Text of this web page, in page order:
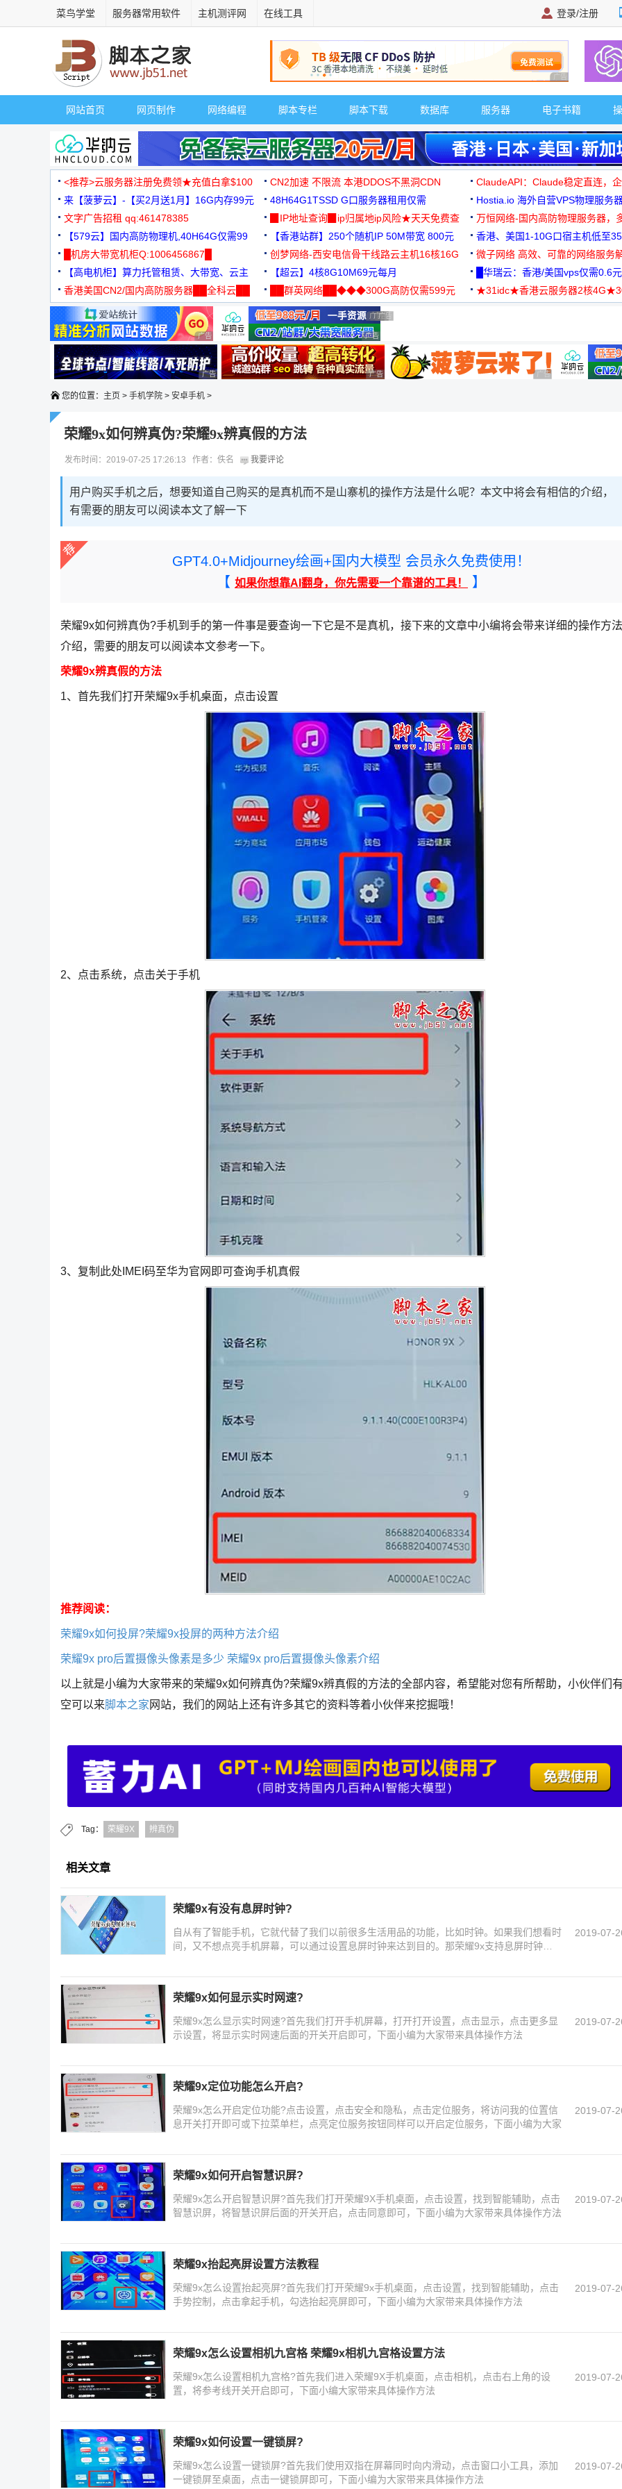
菜鸟学堂 服务器常用软件 主机测评网 在线工具 登录/注册
广告 商业广告，理
网站首页 网页制作 网络编程 脚本专栏 脚本下载 数据库 服务器 电子书籍
<推荐>云服务器注册免费领★充值白拿$100 CN2加速 不限流 本港DDOS不黑洞CDN
ClaudeAPI：Claude稳定直连，
来【菠萝云】-【买2月送1月】16G内存99元
48H64G1TSSD G口服务器租用仅需
3000+可免费测试
Hostia.io 海外自营VPS物理服务
文字广告招租 qq:461478385
▉IP地址查询▉ip归属地ip风险★天天免费查
万恒网络-国内高防物理服务器，
99元/月起
【579云】国内高防物理机,40H64G仅需99
元
【香港站群】250个随机IP 50M带宽 800元
香港、美国1-10G口宿主机低至
█机房大带宽机柜Q:1006456867█
创梦网络-西安电信骨干线路云主机16核16G
88元/月
微子网络 高效、可靠的网络服务
【高电机柜】算力托管租赁、大带宽、云主
机
【超云】4核8G10M69元每月
█华瑞云：香港/美国vps仅需0.6
香港美国CN2/国内高防服务器██全科云██
██群英网络██◆◆◆300G高防仅需599元
◆◆◆
★31idc★香港云服务器2核
广告 商业广告，理性选择 广告 商业广告，理性选择
广告 商业广告，理性选择
广告 商业广告，理性选择
广告 商业广告，理性选择
广告 商业广告，理性选择
广告 商业广告，理性选择 广告 商业广告，理性选择 广告 商业广告，理性选择
您的位置： 主页 > 手机学院 > 安卓手机 >
荣耀9x如何辨真伪?荣耀9x辨真假的方法
发布时间：2019-07-25 17:26:13 作者：佚名 我要评论
用户购买手机之后，想要知道自己购买的是真机而不是山寨机的操作方法是什么呢？本文中将会有相信的介绍，
有需要的朋友可以阅读本文了解一下
GPT4.0+Midjourney绘画+国内大模型 会员永久免费使用！
【 如果你想靠AI翻身，你先需要一个靠谱的工具！ 】
荣耀9x如何辨真伪?手机到手的第一件事是要查询一下它是不是真机，接下来的文章中小编将会带来详细的操作方法
介绍，需要的朋友可以阅读本文参考一下。
荣耀9x辨真假的方法
1、首先我们打开荣耀9x手机桌面，点击设置
2、点击系统，点击关于手机
3、复制此处IMEI码至华为官网即可查询手机真假
推荐阅读：
荣耀9x如何投屏?荣耀9x投屏的两种方法介绍
荣耀9x pro后置摄像头像素是多少 荣耀9x pro后置摄像头像素介绍
以上就是小编为大家带来的荣耀9x如何辨真伪?荣耀9x辨真假的方法的全部内容，希望能对您有所帮助，小伙伴们
空可以来脚本之家 网站，我们的网站上还有许多其它的资料等着小伙伴来挖掘哦！
Tag： 荣耀9X 辨真伪
相关文章
荣耀9x有没有息屏时钟?
自从有了智能手机，它就代替了我们以前很多生活用品的功能，比如时钟。如果我们想看时
间，又不想点亮手机屏幕，可以通过设置息屏时钟来达到目的。那荣耀9x支持息屏时钟
2019-07-
荣耀9x如何显示实时网速?
荣耀9x怎么显示实时网速?首先我们打开手机屏幕，打开打开设置，点击显示，点击更多显
示设置，将显示实时网速后面的开关开启即可，下面小编为大家带来具体操作方法
2019-07-
荣耀9x定位功能怎么开启?
荣耀9x怎么开启定位功能?点击设置，点击安全和隐私，点击定位服务，将访问我的位置信
息开关打开即可或下拉菜单栏，点亮定位服务按钮同样可以开启定位服务，下面小编为大家
2019-07-
荣耀9x如何开启智慧识屏?
荣耀9x怎么开启智慧识屏?首先我们打开荣耀9X手机桌面，点击设置，找到智能辅助，点击
智慧识屏，将智慧识屏后面的开关开启，点击同意即可，下面小编为大家带来具体操作方法
2019-07-
荣耀9x抬起亮屏设置方法教程
荣耀9x怎么设置抬起亮屏?首先我们打开荣耀9x手机桌面，点击设置，找到智能辅助，点击
手势控制，点击拿起手机，勾选抬起亮屏即可，下面小编为大家带来具体操作方法
2019-07-
荣耀9x怎么设置相机九宫格 荣耀9x相机九宫格设置方法
荣耀9x怎么设置相机九宫格?首先我们进入荣耀9X手机桌面，点击相机，点击右上角的设
置，将参考线开关开启即可，下面小编大家带来具体操作方法
2019-07-
荣耀9x如何设置一键锁屏?
荣耀9x怎么设置一键锁屏?首先我们使用双指在屏幕同时向内滑动，点击窗口小工具，添加
一键锁屏至桌面，点击一键锁屏即可，下面小编为大家带来具体操作方法
2019-07-